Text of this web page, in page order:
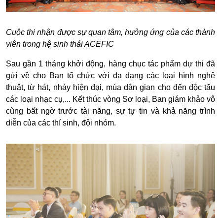
Cuộc thi nhận được sự quan tâm, hưởng ứng của các thành
viên trong hệ sinh thái ACEFIC
Sau gần 1 tháng khởi động, hàng chục tác phẩm dự thi đã
gửi về cho Ban tổ chức với đa dạng các loại hình nghệ
thuật, từ hát, nhảy hiện đại, múa dân gian cho đến độc tấu
các loại nhạc cụ,... Kết thúc vòng Sơ loại, Ban giám khảo vô
cùng bất ngờ trước tài năng, sự tự tin và khả năng trình
diễn của các thí sinh, đội nhóm.